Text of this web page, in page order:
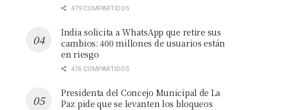
479 COMPARTIDOS
India solicita a WhatsApp que retire sus
cambios: 400 millones de usuarios están
en riesgo
476 COMPARTIDOS
Presidenta del Concejo Municipal de La
Paz pide que se levanten los bloqueos